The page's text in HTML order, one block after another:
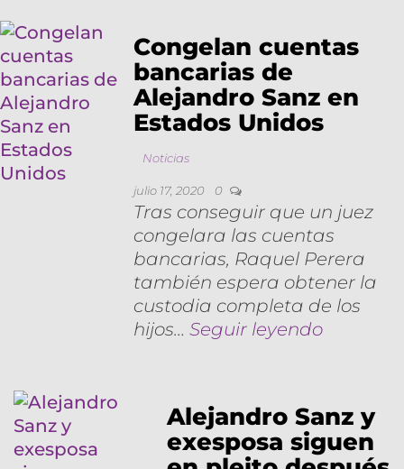
Congelan cuentas
bancarias de
Alejandro Sanz en
Estados Unidos
Noticias
julio 17, 2020 0
Tras conseguir que un juez
congelara las cuentas
bancarias, Raquel Perera
también espera obtener la
custodia completa de los
hijos… Seguir leyendo
Alejandro Sanz y
exesposa siguen